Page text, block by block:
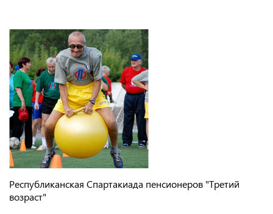
Республиканская Спартакиада пенсионеров "Третий
возраст"